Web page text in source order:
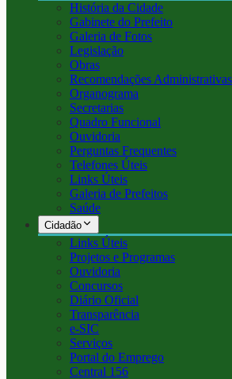
História da Cidade
Gabinete do Prefeito
Galeria de Fotos
Legislação
Obras
Recomendações Administrativas
Organograma
Secretarias
Quadro Funcional
Ouvidoria
Perguntas Frequentes
Telefones Úteis
Links Úteis
Galeria de Prefeitos
Saúde
Cidadão
Links Úteis
Projetos e Programas
Ouvidoria
Concursos
Diário Oficial
Transparência
e-SIC
Serviços
Portal do Emprego
Central 156